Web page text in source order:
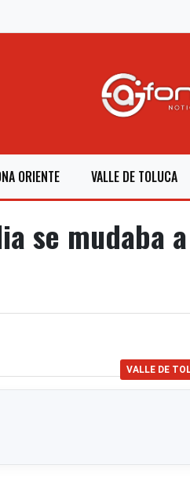
ORIENTE VALLE DE TOLUCA
se mudaba
VALLE DE